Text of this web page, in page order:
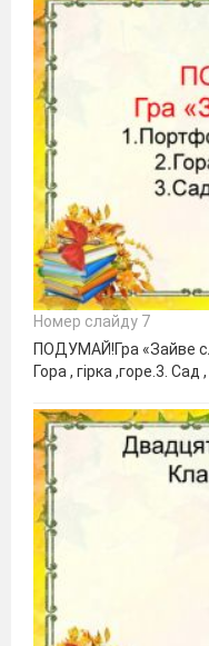
Номер слайду 7
ПОДУМАЙ!Гра «Зайве
Гора , гірка ,горе.3. Сад